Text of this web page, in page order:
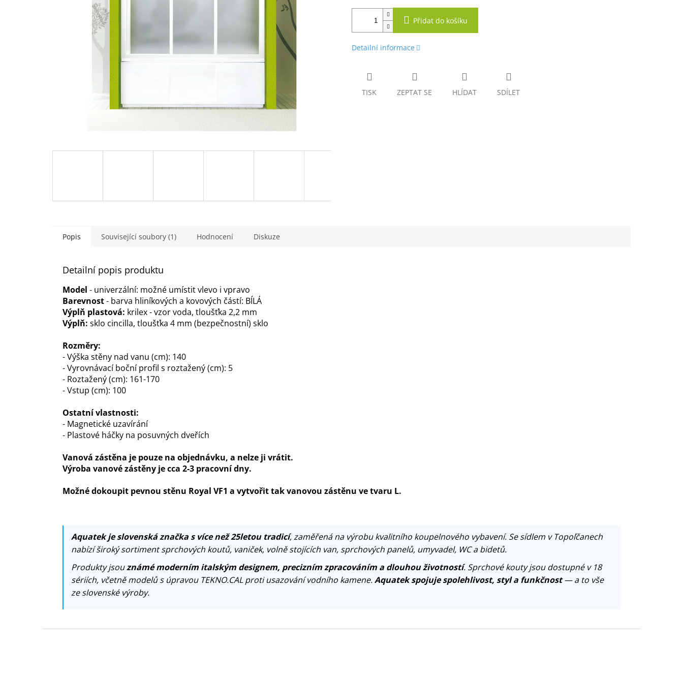
Přidat do košíku
Detailní informace
TISK ZEPTAT SE HLÍDAT SDÍLET
Popis Související soubory (1) Hodnocení Diskuze
Detailní popis produktu
Model - univerzální: možné umístit vlevo i vpravo
Barevnost- barva hliníkových a kovových částí: BÍLÁ
Výplň plastová: krilex - vzor voda, tloušťka 2,2 mm
Výplň: sklo cincilla, tloušťka 4 mm (bezpečnostní) sklo
Rozměry:
- Výška stěny nad vanu (cm): 140
- Vyrovnávací boční profil s roztažený (cm): 5
- Roztažený (cm): 161-170
- Vstup (cm): 100
Ostatní vlastnosti:
- Magnetické uzavírání
- Plastové háčky na posuvných dveřích
Vanová zástěna je pouze na objednávku, a nelze ji vrátit.
Výroba vanové zástěny je cca 2-3 pracovní dny.
Možné dokoupit pevnou stěnu Royal VF1 a vytvořit tak vanovou zástěnu ve tvaru L.
Aquatek je slovenská značka s více než 25letou tradicí, zaměřená na výrobu kvalitního koupelnového vybavení. Se sídlem v Topoľčanech
nabízí široký sortiment sprchových koutů, vaniček, volně stojících van, sprchových panelů, umyvadel, WC a bidetů.
Produkty jsouznámé moderním italským designem, precizním zpracováním a dlouhou životností. Sprchové kouty jsou dostupné v 18
sériích, včetně modelů s úpravou TEKNO.CAL proti usazování vodního kamene.Aquatek spojuje spolehlivost, styl a funkčnost— a to vše
ze slovenské výroby.